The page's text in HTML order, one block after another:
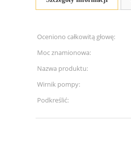
Oceniono całkowitą głowę:
Moc znamionowa:
Nazwa produktu:
Wirnik pompy:
Podkreślić: